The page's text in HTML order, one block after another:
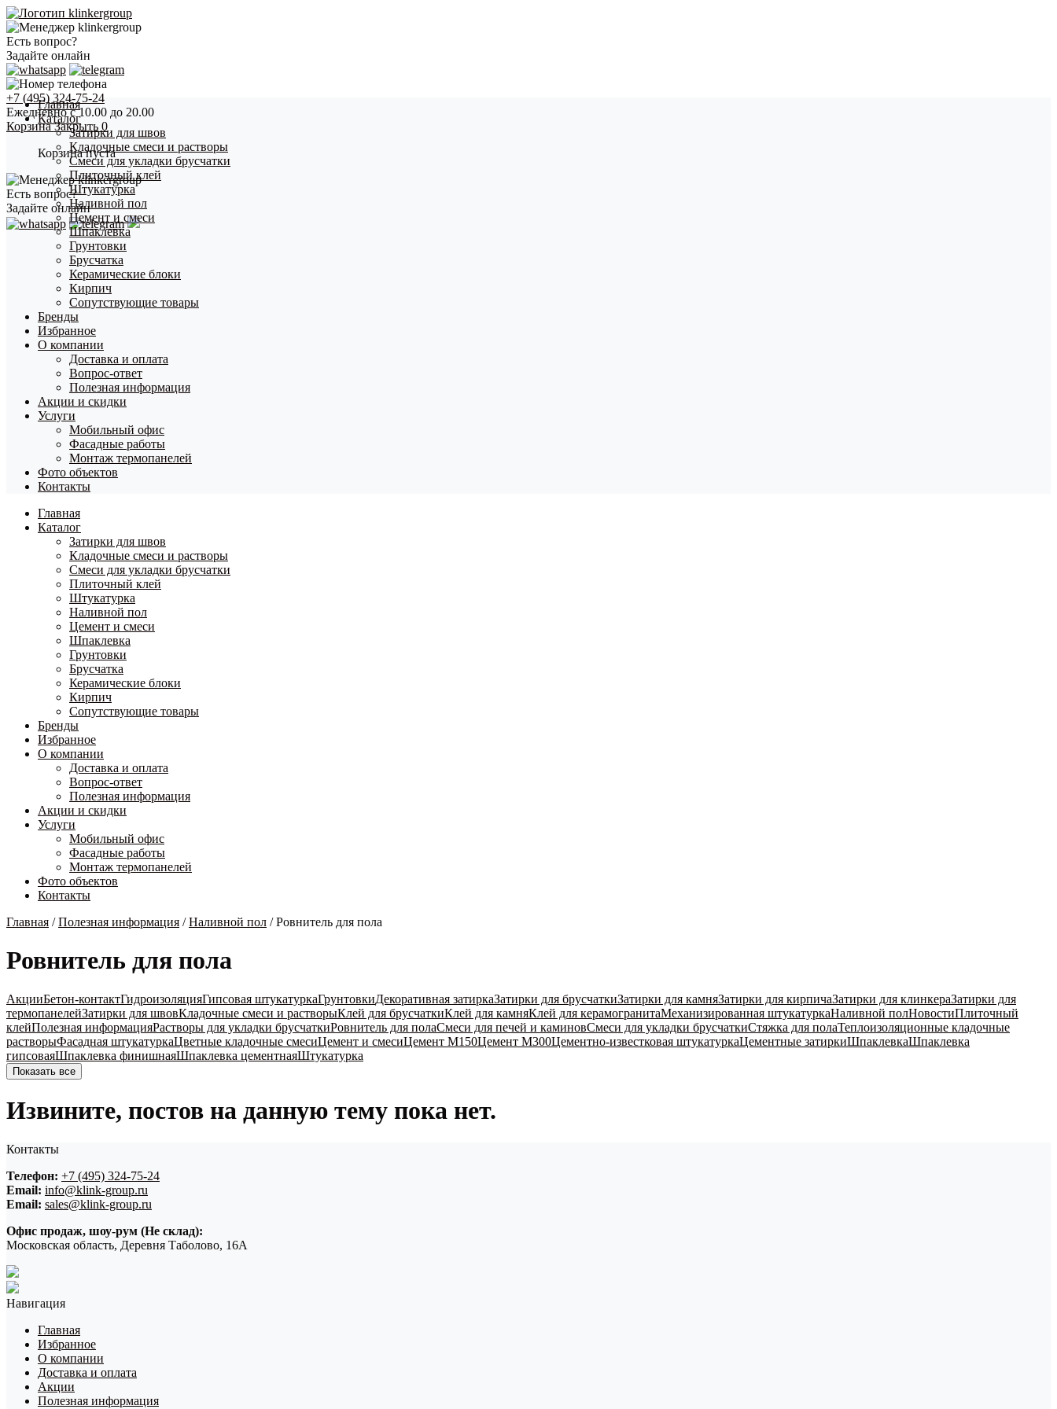
Есть вопрос?
Задайте онлайн
+7 (495) 324-75-24
Ежедневно с 10.00 до 20.00
Корзина Закрыть 0
Корзина пуста
Есть вопрос?
Задайте онлайн
Главная
Каталог
Затирки для швов
Кладочные смеси и растворы
Смеси для укладки брусчатки
Плиточный клей
Штукатурка
Наливной пол
Цемент и смеси
Шпаклевка
Грунтовки
Брусчатка
Керамические блоки
Кирпич
Сопутствующие товары
Бренды
Избранное
О компании
Доставка и оплата
Вопрос-ответ
Полезная информация
Акции и скидки
Услуги
Мобильный офис
Фасадные работы
Монтаж термопанелей
Фото объектов
Контакты
Главная
Каталог
Затирки для швов
Кладочные смеси и растворы
Смеси для укладки брусчатки
Плиточный клей
Штукатурка
Наливной пол
Цемент и смеси
Шпаклевка
Грунтовки
Брусчатка
Керамические блоки
Кирпич
Сопутствующие товары
Бренды
Избранное
О компании
Доставка и оплата
Вопрос-ответ
Полезная информация
Акции и скидки
Услуги
Мобильный офис
Фасадные работы
Монтаж термопанелей
Фото объектов
Контакты
Главная /Полезная информация /Наливной пол /Ровнитель для пола
Ровнитель для пола
АкцииБетон-контактГидроизоляцияГипсовая штукатуркаГрунтовкиДекоративная затиркаЗатирки для брусчаткиЗатирки для камняЗатирки для кирпичаЗатирки для клинкераЗатирки для
термопанелейЗатирки для швовКладочные смеси и растворыКлей для брусчаткиКлей для камняКлей для керамогранитаМеханизированная штукатуркаНаливной полНовостиПлиточный
клейПолезная информацияРастворы для укладки брусчаткиРовнитель для полаСмеси для печей и каминовСмеси для укладки брусчаткиСтяжка для полаТеплоизоляционные кладочные
растворыФасадная штукатуркаЦветные кладочные смесиЦемент и смесиЦемент М150Цемент М300Цементно-известковая штукатуркаЦементные затиркиШпаклевкаШпаклевка
гипсоваяШпаклевка финишнаяШпаклевка цементнаяШтукатурка
Показать все
Извините, постов на данную тему пока нет.
Контакты
Телефон: +7 (495) 324-75-24
Email: info@klink-group.ru
Email: sales@klink-group.ru
Офис продаж, шоу-рум (Не склад):
Московская область, Деревня Таболово, 16А
Навигация
Главная
Избранное
О компании
Доставка и оплата
Акции
Полезная информация